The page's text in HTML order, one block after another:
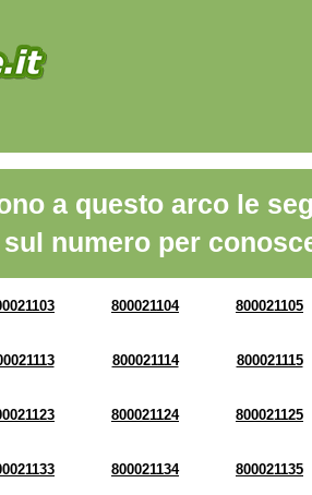
a questo arco le
numero per
800021104 800021105
800021114 800021115
800021124 800021125
800021134 800021135